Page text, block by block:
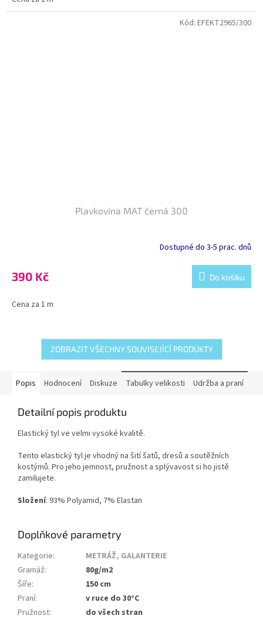
Plavkovina MAT černá 300
Dostupné do 3-5 prac. dnů
390 Kč Do košíku
Cena za 1 m
Kód: EFEKT2965/300
ZOBRAZIT VŠECHNY SOUVISEJÍCÍ PRODUKTY
Popis Hodnocení Diskuze Tabulky velikosti Udržba a praní
Detailní popis produktu
Elastický tyl ve velmi vysoké kvalitě.
Tento elastický tyl je vhodný na šití šatů, dresů a soutěžních
kostýmů. Pro jeho jemnost, pružnost a splývavost si ho jistě
zamilujete.
Složení: 93% Polyamid, 7% Elastan
Doplňkové parametry
Kategorie:
METRÁŽ, GALANTERIE
Gramáž:
80g/m2
Šíře:
150 cm
Praní:
v ruce do 30°C
Pružnost:
do všech stran